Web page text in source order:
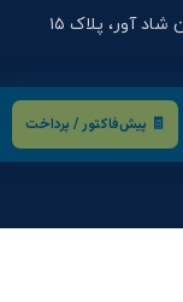
🧾 پیش‌فاکتور / پرداخت
آدرس دفتر: خیابان مقدس اردبیلی، نبش خیابان شاد آور، پلاک ۱۵